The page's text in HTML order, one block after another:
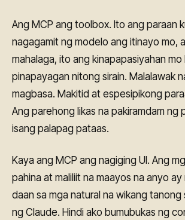
Ang MCP ang toolbox. Ito ang paraan
nagagamit ng modelo ang itinayo mo,
mahalaga, ito ang kinapapasiyahan
pinapayagan nitong sirain. Malalawak
magbasa. Makitid at espesipikong
Ang parehong likas na pakiramdam ng
isang palapag pataas.
Kaya ang MCP ang nagiging UI. Ang
pahina at maliliit na maayos na anyo
daan sa mga natural na wikang tanong
ng Claude. Hindi ako bumubukas ng